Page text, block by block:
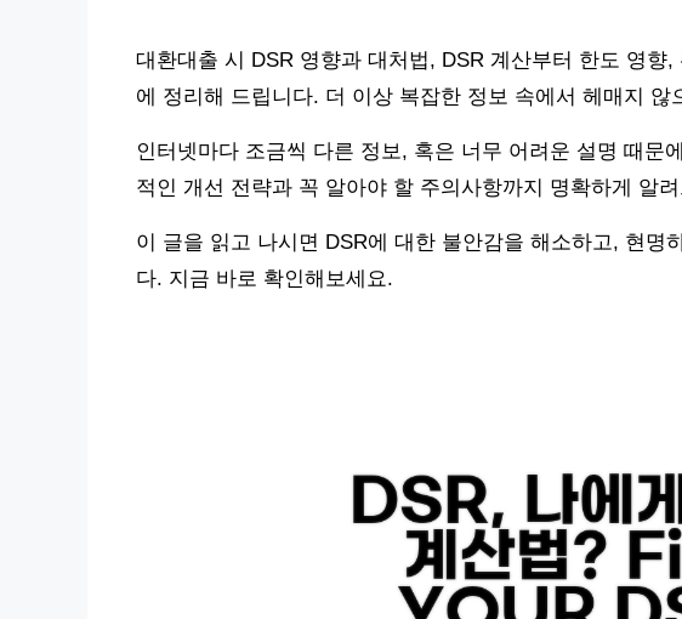
대환대출 시 DSR 영향과 대처법, DSR 계산부터 한도 영향
에 정리해 드립니다. 더 이상 복잡한 정보 속에서 헤매지 않
인터넷마다 조금씩 다른 정보, 혹은 너무 어려운 설명 때문
적인 개선 전략과 꼭 알아야 할 주의사항까지 명확하게 알
이 글을 읽고 나시면 DSR에 대한 불안감을 해소하고, 현명
다. 지금 바로 확인해보세요.